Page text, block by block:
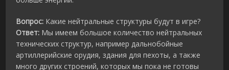
Вопрос: Какие нейтральные структуры будут в игре?
Ответ: Мы имеем большое количество нейтральных
технических структур, например дальнобойные
артиллерийские орудия, здания для пехоты, а также
много других строений, которых мы пока не готовы